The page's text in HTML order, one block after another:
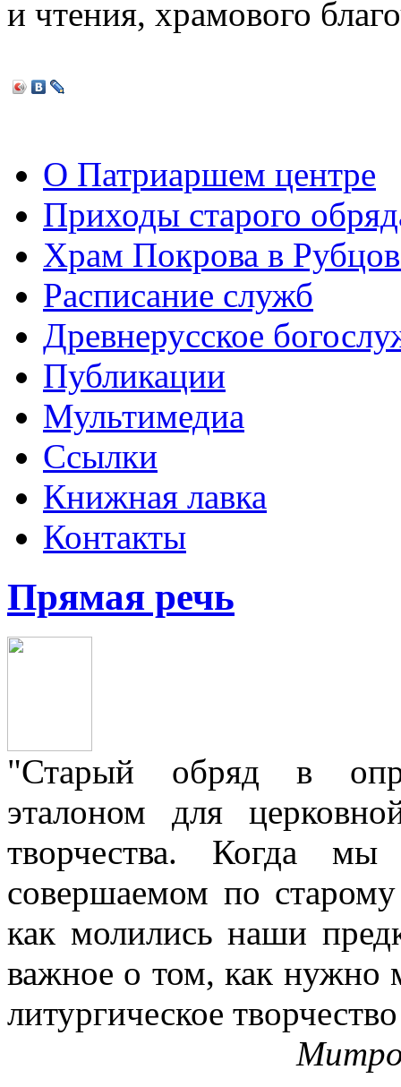
и чтения, храмового
О Патриаршем центре
Приходы старого
Храм Покрова в
Расписание служб
Древнерусское
Публикации
Мультимедиа
Ссылки
Книжная лавка
Контакты
Прямая речь
"Старый обряд в
эталоном для
творчества. Когда мы
совершаемом по
как молились наши
важное о том, как нужно
литургическое